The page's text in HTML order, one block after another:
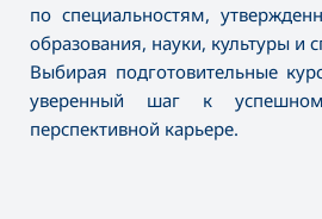
по специальностям,
образования, науки, культуры и
Выбирая подготовительные
уверенный шаг к
перспективной карьере.